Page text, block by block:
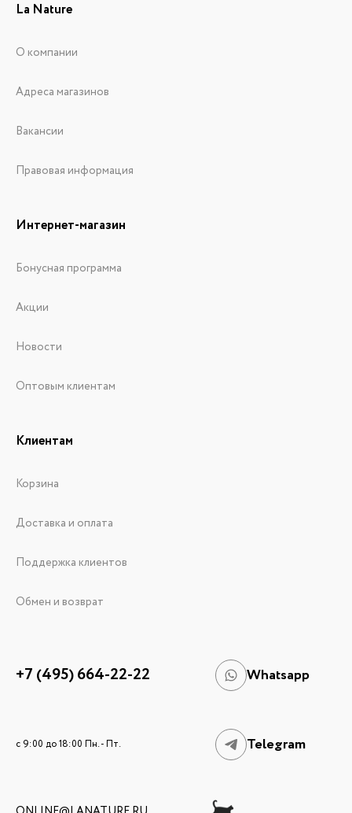
La Nature
О компании
Адреса магазинов
Вакансии
Правовая информация
Интернет-магазин
Бонусная программа
Акции
Новости
Оптовым клиентам
Клиентам
Корзина
Доставка и оплата
Поддержка клиентов
Обмен и возврат
+7 (495) 664-22-22 Whatsapp
c 9:00 до 18:00 Пн. - Пт. Telegram